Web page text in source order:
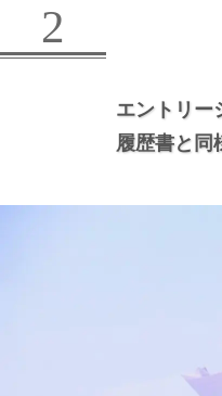
2
エントリー
履歴書と同